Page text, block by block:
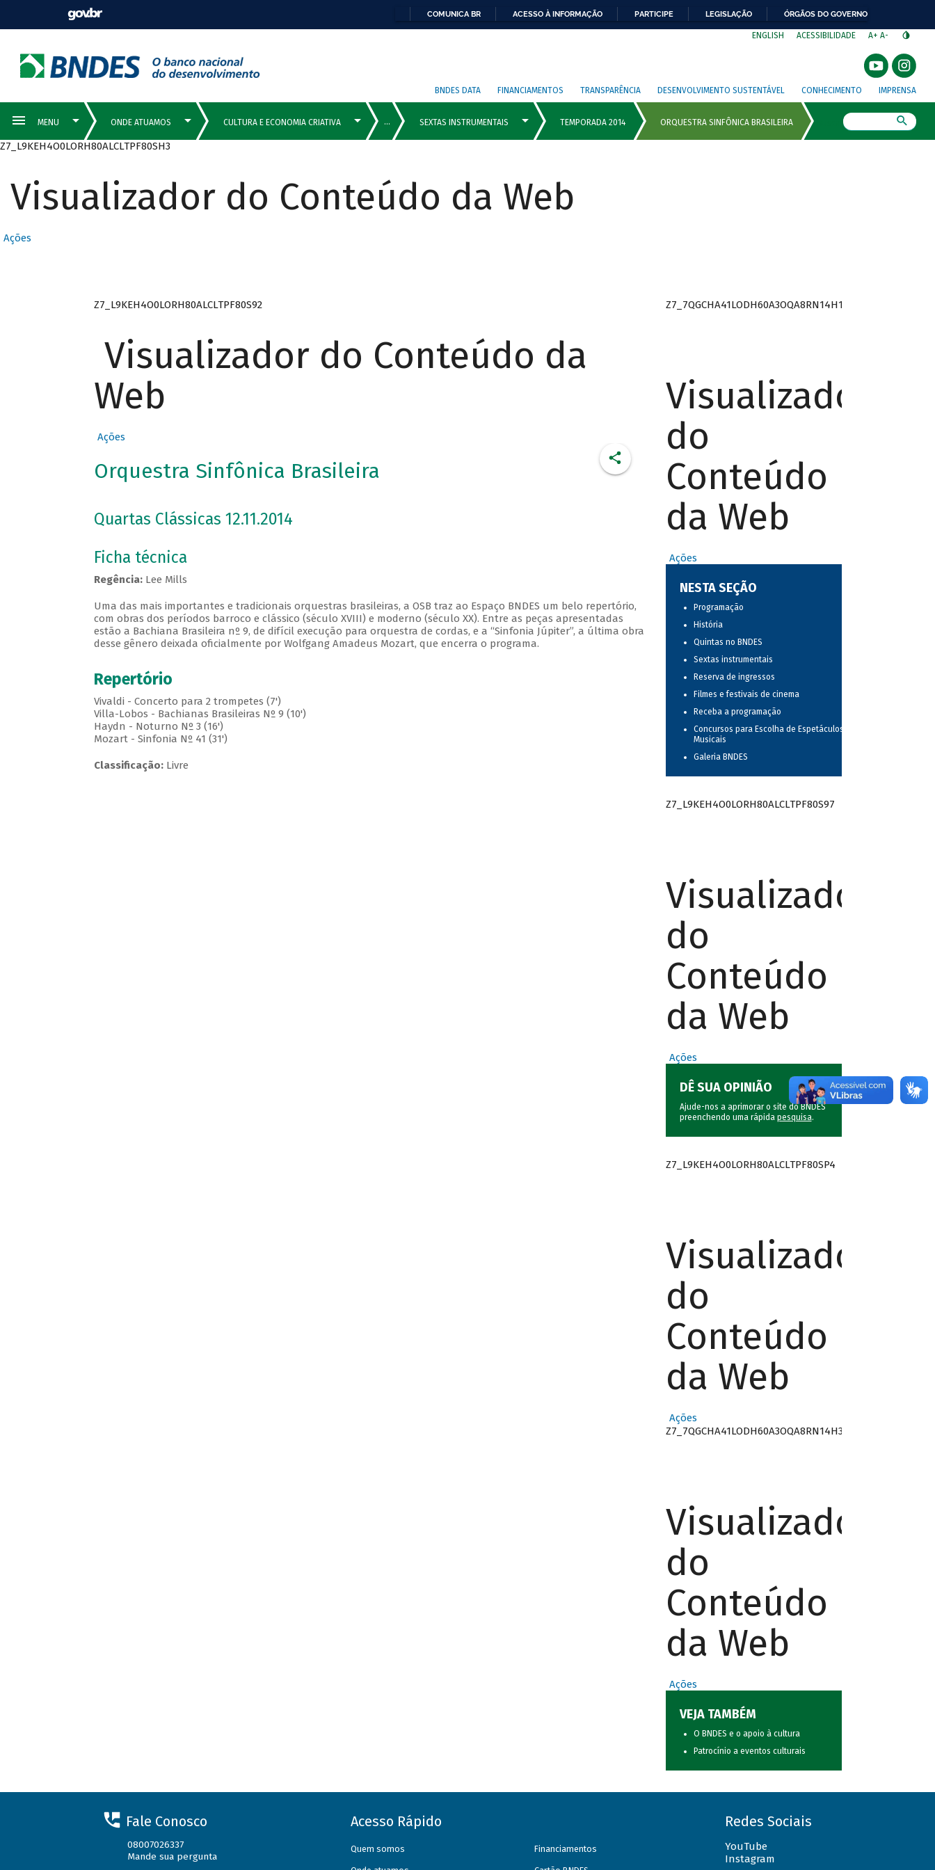
COMUNICA BR ACESSO À INFORMAÇÃO PARTICIPE LEGISLAÇÃO ÓRGÃOS DO GOVERNO
ENGLISH ACESSIBILIDADE A+ A-
BNDES DATA FINANCIAMENTOS TRANSPARÊNCIA DESENVOLVIMENTO SUSTENTÁVEL CONHECIMENTO IMPRENSA
Z7_L9KEH4O0LORH80ALCLTPF80SH3
Visualizador do Conteúdo da Web
Ações
Z7_L9KEH4O0LORH80ALCLTPF80S92
Visualizador do Conteúdo da
Web
Ações
Orquestra Sinfônica Brasileira
Quartas Clássicas 12.11.2014
Ficha técnica
Regência:Lee Mills
Uma das mais importantes e tradicionais orquestras brasileiras, a OSB traz ao Espaço BNDES um belo repertório,
com obras dos períodos barroco e clássico (século XVIII) e moderno (século XX). Entre as peças apresentadas
estão a Bachiana Brasileira nº 9, de difícil execução para orquestra de cordas, e a “Sinfonia Júpiter”, a última obra
desse gênero deixada oficialmente por Wolfgang Amadeus Mozart, que encerra o programa.
Repertório
Vivaldi - Concerto para 2 trompetes (7')
Villa-Lobos - Bachianas Brasileiras Nº 9 (10')
Haydn - Noturno Nº 3 (16')
Mozart - Sinfonia Nº 41 (31')
Classificação:Livre
Z7_7QGCHA41LODH60A3OQA8RN14H1
Visualizador
do
Conteúdo
da Web
Ações
NESTA SEÇÃO
Programação
História
Quintas no BNDES
Sextas instrumentais
Reserva de ingressos
Filmes e festivais de cinema
Receba a programação
Concursos para Escolha de Espetáculos
Musicais
Galeria BNDES
Z7_L9KEH4O0LORH80ALCLTPF80S97
Visualizador
do
Conteúdo
da Web
Ações
DÊ SUA OPINIÃO
Ajude-nos a aprimorar o site do BNDES
preenchendo uma rápida pesquisa.
Z7_L9KEH4O0LORH80ALCLTPF80SP4
Visualizador
do
Conteúdo
da Web
Ações
Z7_7QGCHA41LODH60A3OQA8RN14H3
Visualizador
do
Conteúdo
da Web
Ações
VEJA TAMBÉM
O BNDES e o apoio à cultura
Patrocínio a eventos culturais
Fale Conosco
08007026337
Mande sua pergunta
Acesso Rápido
Quem somos Financiamentos
Redes Sociais
YouTube
Instagram